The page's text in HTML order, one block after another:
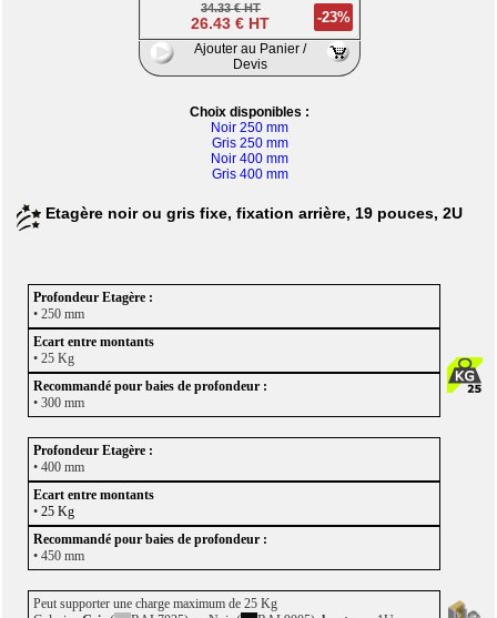
34.33 € HT
26.43 € HT -23%
Ajouter au Panier /
Devis
Choix disponibles :
Noir 250 mm
Gris 250 mm
Noir 400 mm
Gris 400 mm
Etagère noir ou gris fixe, fixation arrière, 19 pouces, 2U
• 250 mm
• 25 Kg
• 300 mm
• 400 mm
•25 Kg
• 450 mm
Peut supporter une charge maximum de 25 Kg